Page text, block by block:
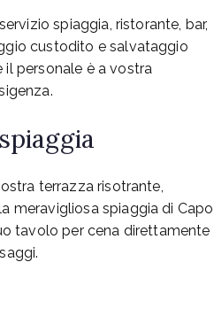
spiaggia, ristorante, bar,
custodito e salvataggio
personale è a vostra
terrazza risotrante,
meravigliosa spiaggia di Capo
tavolo per cena direttamente